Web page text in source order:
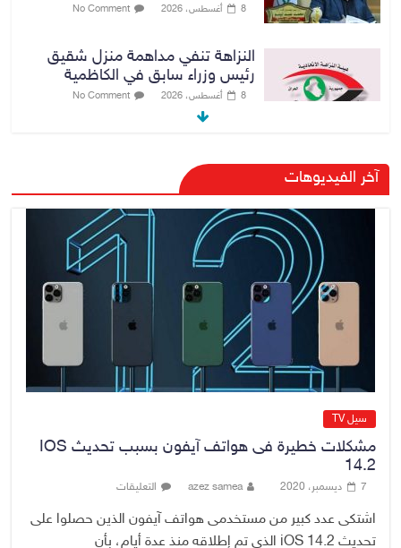
8 أغسطس، 2026 No Comment
النزاهة تنفي مداهمة منزل شقيق
رئيس وزراء سابق في الكاظمية
8 أغسطس، 2026 No Comment
رئيس حكومة إقليم كردستان مسرور
بارزاني ينفي ما يشاع عن وجود
عسكري أمريكي في بعض قواعد
الإقليم
8 أغسطس، 2026 No Comment
الدخيل يتابع ميدانياً سير العمل في
المشاريع الاستراتيجية بالموصل
ويشدد على ضرورة إنجازها
آخر الفيديوهات
سيل TV
مشكلات خطيرة فى هواتف آيفون بسبب تحديث IOS
14.2
7 ديسمبر، 2020 azez samea التعليقات
اشتكى عدد كبير من مستخدمى هواتف آيفون الذين حصلوا على
تحديث iOS 14.2 الذى تم إطلاقه منذ عدة أيام، بأن